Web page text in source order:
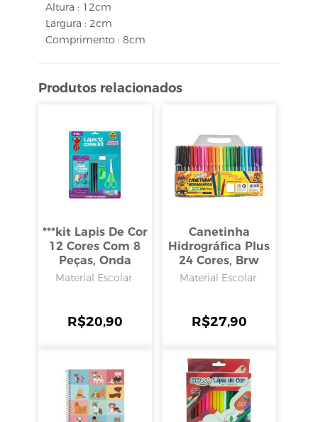
Altura : 12cm
Largura : 2cm
Comprimento : 8cm
Produtos relacionados
***kit Lapis De Cor
12 Cores Com 8
Peças, Onda
Material Escolar
R$20,90
Canetinha
Hidrográfica Plus
24 Cores, Brw
Material Escolar
R$27,90